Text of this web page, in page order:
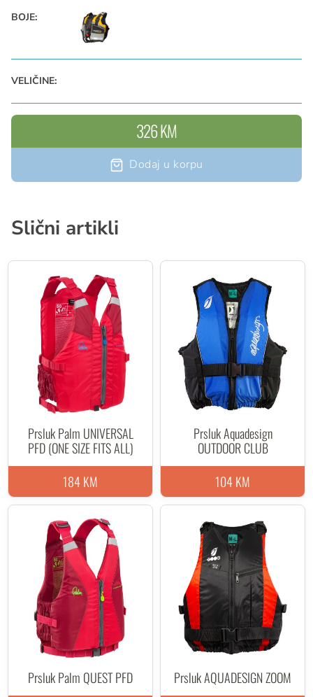
Džepovi: 3 Prednja džepa i jedan stražnji džep za
sigurnosno uže
Sigurnost: Reflektirajuće trake / Pupčanik sa
karabinerom / Nosač noža i sigurnosna zviždaljka
BOJE:
VELIČINE:
326 KM
Dodaj u korpu
Slični artikli
Prsluk Palm UNIVERSAL
PFD (ONE SIZE FITS ALL)
184 KM
Prsluk Aquadesign
OUTDOOR CLUB
104 KM
Prsluk Palm QUEST PFD
Prsluk AQUADESIGN ZOOM